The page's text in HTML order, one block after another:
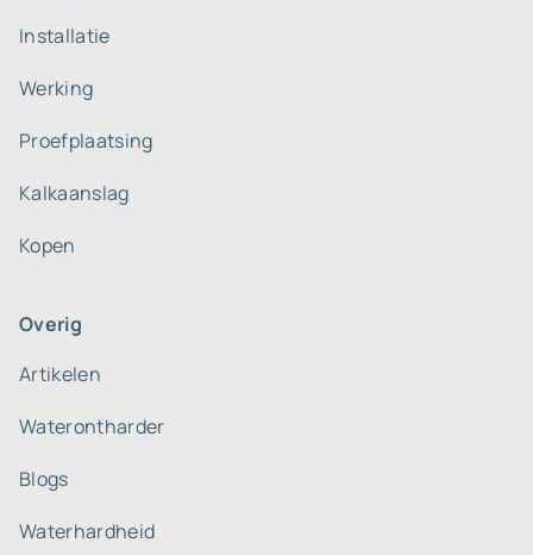
Installatie
Werking
Proefplaatsing
Kalkaanslag
Kopen
Overig
Artikelen
Waterontharder
Blogs
Waterhardheid